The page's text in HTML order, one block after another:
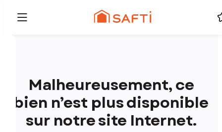
Malheureusement, ce
bien n’est plus disponible
sur notre site Internet.